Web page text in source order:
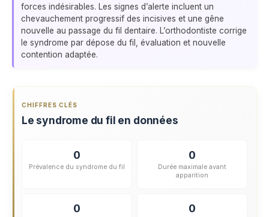
forces indésirables. Les signes d’alerte incluent un
chevauchement progressif des incisives et une gêne
nouvelle au passage du fil dentaire. L’orthodontiste corrige
le syndrome par dépose du fil, évaluation et nouvelle
contention adaptée.
CHIFFRES CLÉS
Le syndrome du fil en données
0
Prévalence du syndrome du fil
0
Durée maximale avant
apparition
0 0